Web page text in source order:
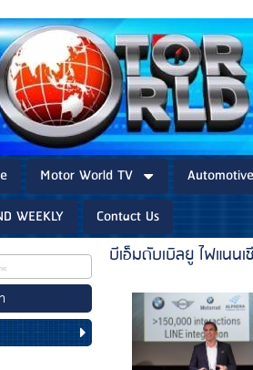
Motor World TV
WEEKLY
Contact Us
บีเอ็มดับเบิลยู ไฟแนนเ